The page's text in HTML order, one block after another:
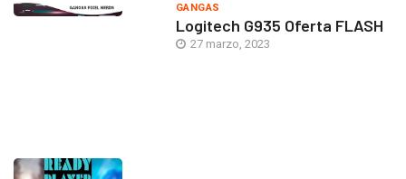
GANGAS
Logitech G935 Oferta FLASH
27 marzo, 2023